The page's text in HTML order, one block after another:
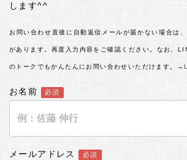
します^^
お問い合わせ直後に自動返信メールが届かない場合は
があります。再度入力内容をご確認ください。なお、
のトークでもかんたんにお問い合わせいただけます。
お名前 必須
メールアドレス 必須